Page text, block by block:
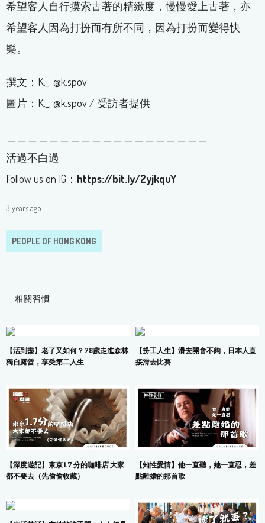
希望客人自行摸索古著的精緻度，慢慢愛上古著，亦
希望客人因為打扮而有所不同，因為打扮而變得快
樂。
撰文：K._. @k.spov
圖片：K._. @k.spov / 受訪者提供
活過不白過
Follow us on IG： https://bit.ly/2yjkquY
3 years ago
PEOPLE OF HONG KONG
相關習慣
【活到盡】老了又如何？78歲走進森林
獨自露營，享受第二人生
【扮工人生】滑去開會不夠，日本人直
接滑去比賽
【深度遊記】東京 1.7 分的咖啡店 大家
都不要去（先偷偷收藏）
【知性愛情】他一直聽，她一直忍，差
點離婚的那首歌